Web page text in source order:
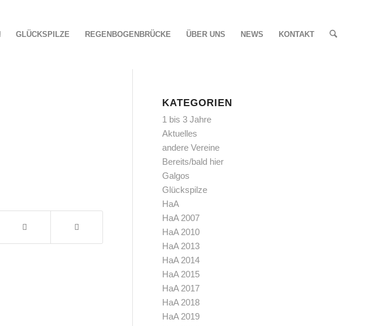
GLÜCKSPILZE REGENBOGENBRÜCKE ÜBER UNS NEWS KONTAKT
KATEGORIEN
1 bis 3 Jahre
Aktuelles
andere Vereine
Bereits/bald hier
Galgos
Glückspilze
HaA
HaA 2007
HaA 2010
HaA 2013
HaA 2014
HaA 2015
HaA 2017
HaA 2018
HaA 2019